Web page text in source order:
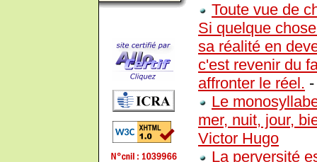
Toute vue de
Si quelque
sa réalité en
c'est revenir du
affronter le réel.
Le
mer, nuit, jour,
Victor Hugo
La perversité